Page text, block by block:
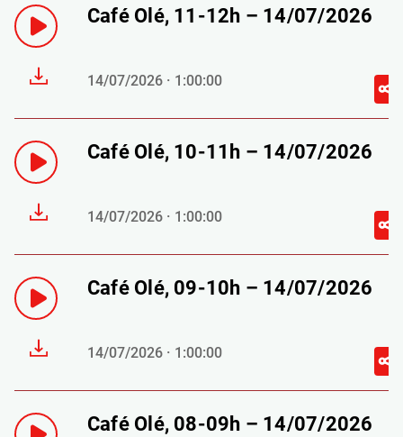
Café Olé, 11-12h – 14/07/2026
14/07/2026 · 1:00:00
Café Olé, 10-11h – 14/07/2026
14/07/2026 · 1:00:00
Café Olé, 09-10h – 14/07/2026
14/07/2026 · 1:00:00
Café Olé, 08-09h – 14/07/2026